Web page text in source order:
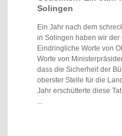
Solingen
Ein Jahr nach dem
in Solingen haben wir der
Eindringliche Worte von
Worte von
dass die Sicherheit der
oberster Stelle für die
Jahr erschütterte diese
...